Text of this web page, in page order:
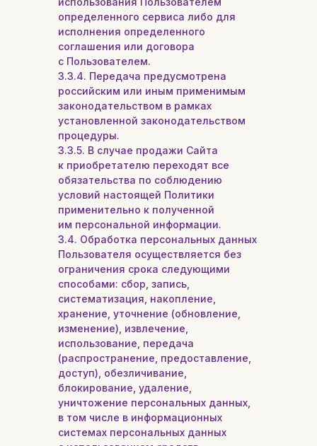
определенного сервиса либо для
исполнения определенного
соглашения или договора
с Пользователем.
3.3.4. Передача предусмотрена
российским или иным применимым
законодательством в рамках
установленной законодательством
процедуры.
3.3.5. В случае продажи Сайта
к приобретателю переходят все
обязательства по соблюдению
условий настоящей Политики
применительно к полученной
им персональной информации.
3.4. Обработка персональных данных
Пользователя осуществляется без
ограничения срока следующими
способами: сбор, запись,
систематизация, накопление,
хранение, уточнение (обновление,
изменение), извлечение,
использование, передача
(распространение, предоставление,
доступ), обезличивание,
блокирование, удаление,
уничтожение персональных данных,
в том числе в информационных
системах персональных данных